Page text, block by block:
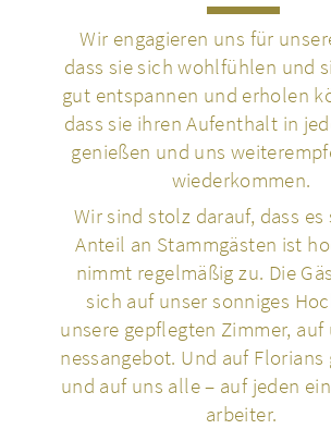
Wir enga­gie­ren uns für
dass sie sich wohl­füh­len und
gut ent­span­nen und erholen
dass sie ihren Auf­ent­halt in
genie­ßen und uns
wie­der­kom­men.
Wir sind stolz darauf, dass es
Anteil an Stamm­gäs­ten ist
nimmt regel­mä­ßig zu. Die
sich auf unser son­ni­ges
unsere gepfleg­ten Zimmer,
ness­an­ge­bot. Und auf Flo­ri­ans
und auf uns alle – auf jeden
ar­bei­ter.